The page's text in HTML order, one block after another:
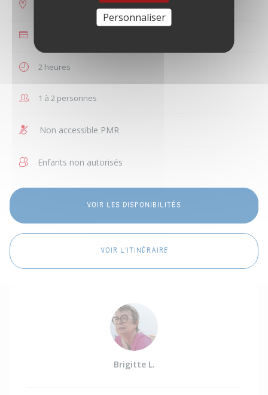
2 heures
1 à 2 personnes
Non accessible PMR
Enfants non autorisés
VOIR LES DISPONIBILITÉS
VOIR L'ITINÉRAIRE
Brigitte L.
Personnaliser